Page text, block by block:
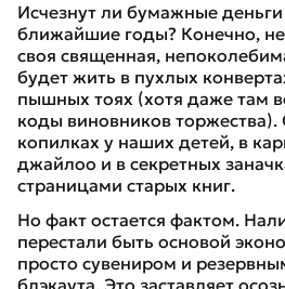
Исчезнут ли бумажные
ближайшие годы? Конечно,
своя священная,
будет жить в пухлых
пышных тоях (хотя даже там
коды виновников торжества).
копилках у наших детей, в
джайлоо и в секретных
страницами старых книг.
Но факт остается фактом.
перестали быть основой
просто сувениром и